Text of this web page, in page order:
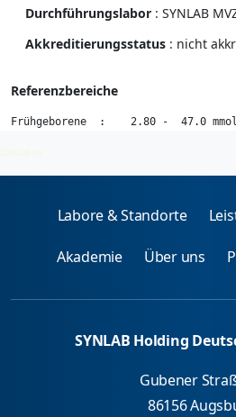
Durchführungslabor : SYNLAB
Akkreditierungsstatus : nicht
Referenzbereiche
Frühgeborene  :    2.80 -  47.0
6 - 12 Monate :    0.00 - 226
2026-08-10
Labore & Standorte
Akademie Über uns
SYNLAB Holding
Gubener
86156